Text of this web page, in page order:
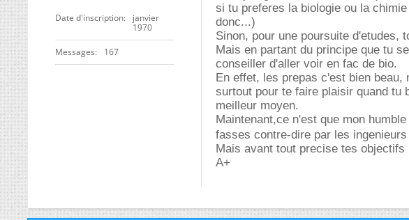
Date d'inscription
janvier
1970
Messages 167
si tu preferes la biologie ou la
donc...)
Sinon, pour une poursuite d'etudes,
Mais en partant du principe que tu
conseiller d'aller voir en fac de bio.
En effet, les prepas c'est bien
surtout pour te faire plaisir quand tu
meilleur moyen.
Maintenant,ce n'est que mon
fasses contre-dire par les ingenieurs
Mais avant tout precise tes
A+